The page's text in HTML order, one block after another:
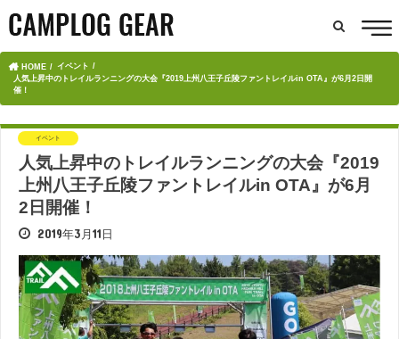
HOME
イベント
人気上昇中のトレイルランニングの大会『2019上州八王子丘陵ファントレイルin OTA』が6月2日開
催！
イベント
人気上昇中のトレイルランニングの大会『2019
上州八王子丘陵ファントレイルin OTA』が6月
2日開催！
2019年3月11日